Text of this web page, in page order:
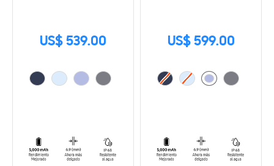
US$ 539.00 US$ 599.00